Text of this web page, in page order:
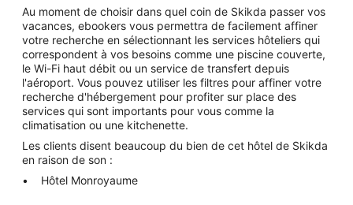
Au moment de choisir dans quel coin de Skikda passer vos
vacances, ebookers vous permettra de facilement affiner
votre recherche en sélectionnant les services hôteliers qui
correspondent à vos besoins comme une piscine couverte,
le Wi-Fi haut débit ou un service de transfert depuis
l'aéroport. Vous pouvez utiliser les filtres pour affiner votre
recherche d'hébergement pour profiter sur place des
services qui sont importants pour vous comme la
climatisation ou une kitchenette.
Les clients disent beaucoup du bien de cet hôtel de Skikda
en raison de son :
Hôtel Monroyaume